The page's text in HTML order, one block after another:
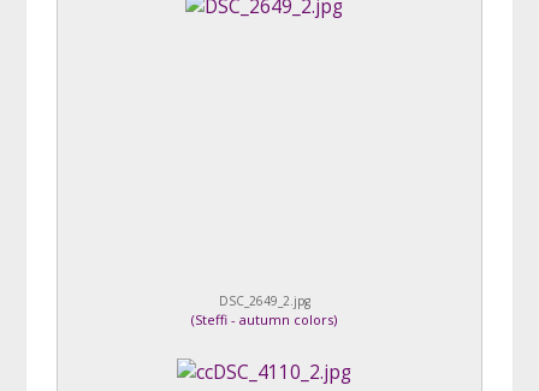
DSC_2649_2.jpg
(Steffi - autumn colors)